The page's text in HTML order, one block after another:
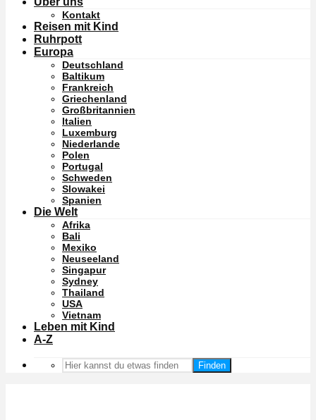
Kontakt
Reisen mit Kind
Ruhrpott
Europa
Deutschland
Baltikum
Frankreich
Griechenland
Großbritannien
Italien
Luxemburg
Niederlande
Polen
Portugal
Schweden
Slowakei
Spanien
Die Welt
Afrika
Bali
Mexiko
Neuseeland
Singapur
Sydney
Thailand
USA
Vietnam
Leben mit Kind
A-Z
Finden